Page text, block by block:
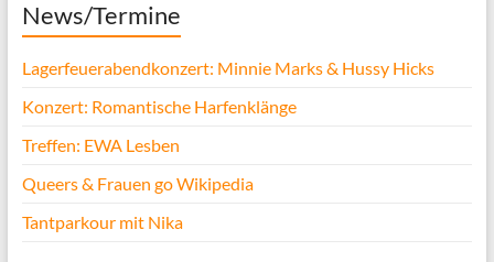
News/Termine
Lagerfeuerabendkonzert: Minnie Marks & Hussy Hicks
Konzert: Romantische Harfenklänge
Treffen: EWA Lesben
Queers & Frauen go Wikipedia
Tantparkour mit Nika